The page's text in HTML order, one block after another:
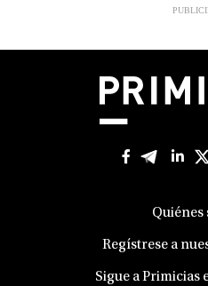
Quiénes
Regístrese a
Sigue a Primicias